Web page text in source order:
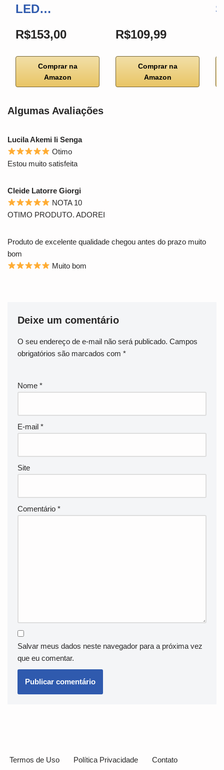
LED…
R$153,00
Comprar na
Amazon
R$109,99
Comprar na
Amazon
Algumas Avaliações
Lucila Akemi Ii Senga
Otimo
Estou muito satisfeita
Cleide Latorre Giorgi
NOTA 10
OTIMO PRODUTO. ADOREI
Produto de excelente qualidade chegou antes do prazo muito
bom
Muito bom
Deixe um comentário
O seu endereço de e-mail não será publicado. Campos
obrigatórios são marcados com *
Nome *
E-mail *
Site
Comentário *
Salvar meus dados neste navegador para a próxima vez
que eu comentar.
Termos de Uso Política Privacidade Contato